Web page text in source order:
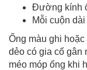
Đường kính
Mỗi cuộn dài
Ống màu ghi
dẻo có gia cố gân
méo móp ống khi